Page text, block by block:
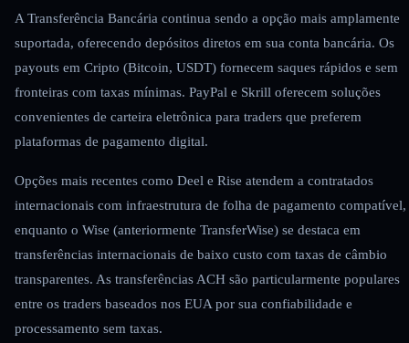
A Transferência Bancária continua sendo a opção mais amplamente
suportada, oferecendo depósitos diretos em sua conta bancária. Os
payouts em Cripto (Bitcoin, USDT) fornecem saques rápidos e sem
fronteiras com taxas mínimas. PayPal e Skrill oferecem soluções
convenientes de carteira eletrônica para traders que preferem
plataformas de pagamento digital.
Opções mais recentes como Deel e Rise atendem a contratados
internacionais com infraestrutura de folha de pagamento compatível,
enquanto o Wise (anteriormente TransferWise) se destaca em
transferências internacionais de baixo custo com taxas de câmbio
transparentes. As transferências ACH são particularmente populares
entre os traders baseados nos EUA por sua confiabilidade e
processamento sem taxas.